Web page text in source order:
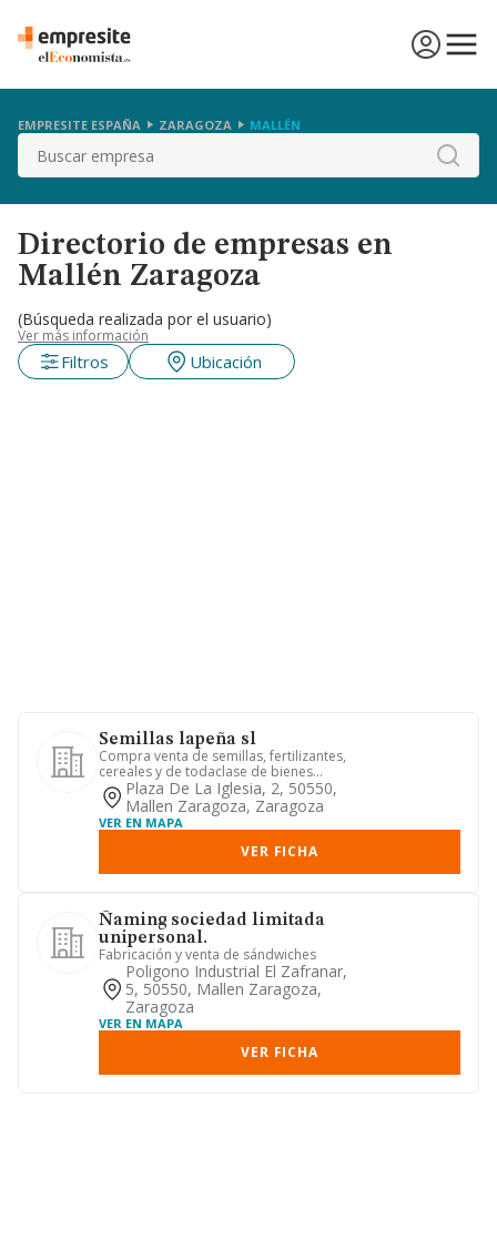
EMPRESITE ESPAÑA ZARAGOZA MALLÉN
Buscar
Directorio de empresas en
Mallén Zaragoza
(Búsqueda realizada por el usuario)
Ver más información
Filtros Ubicación
Semillas lapeña sl
Compra venta de semillas, fertilizantes,
cereales y de todaclase de bienes
inmuebles
Plaza De La Iglesia, 2, 50550,
Mallen Zaragoza, Zaragoza
VER EN MAPA
VER FICHA
Ñaming sociedad limitada
unipersonal.
Fabricación y venta de sándwiches
Poligono Industrial El Zafranar,
5, 50550, Mallen Zaragoza,
Zaragoza
VER EN MAPA
VER FICHA